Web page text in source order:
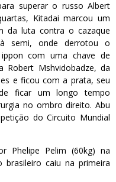
superar o russo Albert
Kitadai marcou um
da luta contra o cazaque
à semi, onde derrotou o
com uma chave de
Mshvidobadze, da
e ficou com a prata, seu
ficar um longo tempo
no ombro direito. Abu
do Circuito Mundial
Phelipe Pelim (60kg) na
caiu na primeira